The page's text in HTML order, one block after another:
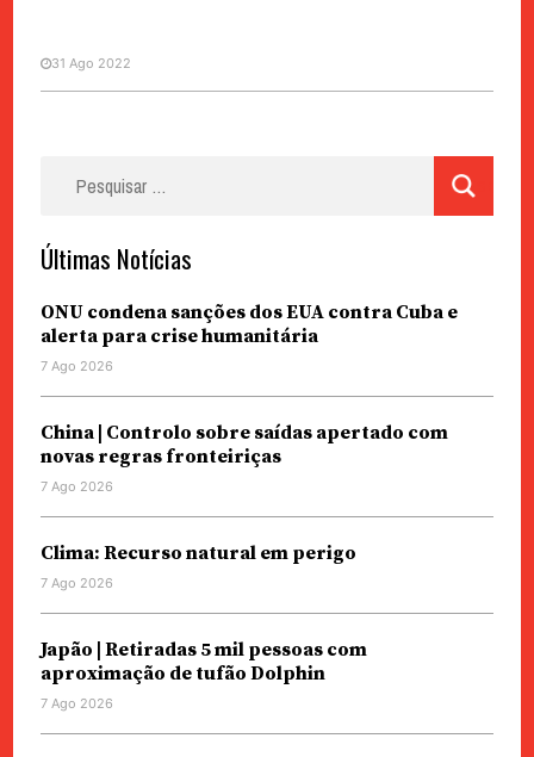
MACAU VISTO DE HONG KONG
31 Ago 2022
Últimas Notícias
ONU condena sanções dos EUA contra Cuba e
alerta para crise humanitária
7 Ago 2026
China | Controlo sobre saídas apertado com
novas regras fronteiriças
7 Ago 2026
Clima: Recurso natural em perigo
7 Ago 2026
Japão | Retiradas 5 mil pessoas com
aproximação de tufão Dolphin
7 Ago 2026